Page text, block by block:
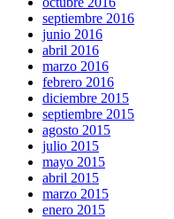
septiembre 2016
junio 2016
abril 2016
marzo 2016
febrero 2016
diciembre 2015
septiembre 2015
agosto 2015
julio 2015
mayo 2015
abril 2015
marzo 2015
enero 2015